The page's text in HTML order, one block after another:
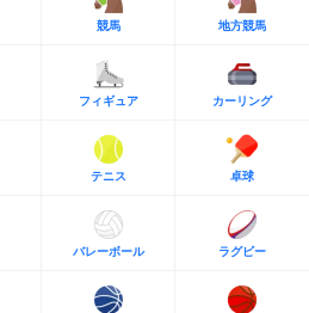
競馬 地方競馬
フィギュア カーリング
テニス 卓球
バレーボール ラグビー